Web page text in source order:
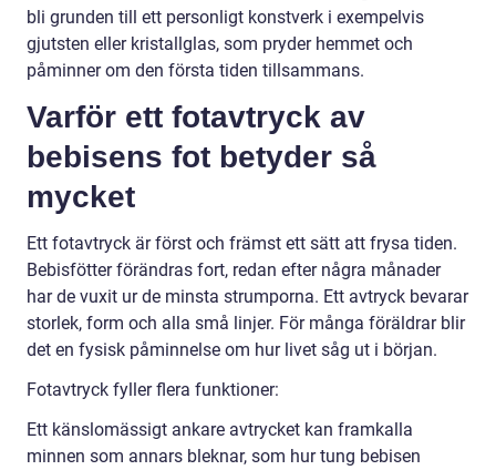
bli grunden till ett personligt konstverk i exempelvis
gjutsten eller kristallglas, som pryder hemmet och
påminner om den första tiden tillsammans.
Varför ett fotavtryck av
bebisens fot betyder så
mycket
Ett fotavtryck är först och främst ett sätt att frysa tiden.
Bebisfötter förändras fort, redan efter några månader
har de vuxit ur de minsta strumporna. Ett avtryck bevarar
storlek, form och alla små linjer. För många föräldrar blir
det en fysisk påminnelse om hur livet såg ut i början.
Fotavtryck fyller flera funktioner:
Ett känslomässigt ankare avtrycket kan framkalla
minnen som annars bleknar, som hur tung bebisen